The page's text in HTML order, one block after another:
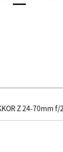
Z 24-70mm f/